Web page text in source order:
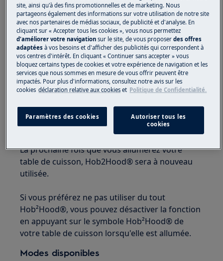
la hotte réagit et allume la lumière et le
ventilateur. Le mode par défaut est celui où la
lumière est allumée, le ventilateur à faible
vitesse lors de l'ébullition et le ventilateur à
vitesse moyenne lors de la friture.
Si la vitesse du ventilateur ne correspond pas à
vos besoins pendant une séance de cuisson,
directement sur la hotte. Si vous ajustez la
vitesse du ventilateur sur la hotte, la fonction
Hob2Hood® sera temporairement désactivée.
La prochaine fois que vous allumerez votre
table de cuisson, Hob2Hood® sera à nouveau
utilisée.
Si vous préférez ne pas utiliser du tout
Hob²Hood®, vous pouvez désactiver la fonction
en appuyant sur le symbole Hob²Hood® de
votre table de cuisson lorsqu'elle est allumée.
Modes disponibles
site, ainsi qu'à des fins promotionnelles et de marketing. Nous
partageons également des informations sur votre utilisation de notre site
avec nos partenaires de médias sociaux, de publicité et d'analyse. En
cliquant sur « Accepter tous les cookies », vous nous permettez
d'améliorer votre navigation sur le site, de vous proposerdes offres
adaptées à vos besoins et d'afficher des publicités qui correspondent à
vos centres d'intérêt. En cliquant « Continuer sans accepter » vous
bloquez certains types de cookies et votre expérience de navigation et les
services que nous sommes en mesure de vous offrir peuvent être
impactés. Pour plus d'informations, consultez notre avis sur les
cookies déclaration relative aux cookies et Politique de Confidentialité.
Paramètres des cookies
Autoriser tous les
cookies